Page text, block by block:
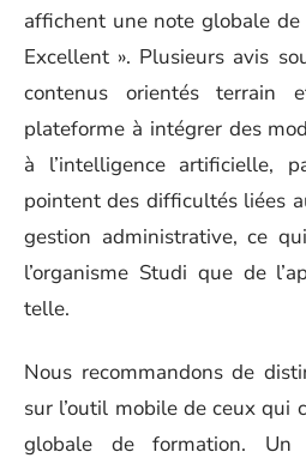
affichent une note globale de
Excellent ». Plusieurs avis
contenus orientés
plateforme à intégrer des
à l’intelligence artificielle,
pointent des difficultés liées
gestion administrative, ce
l’organisme Studi que de
telle.
Nous recommandons de
sur l’outil mobile de ceux qui
globale de formation. Un